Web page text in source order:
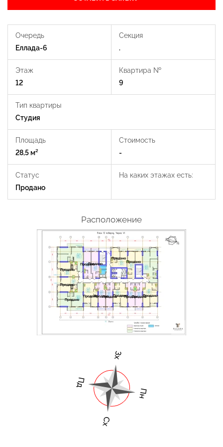
Очередь
Еллада-6
Секция
.
Этаж
12
Квартира №
9
Тип квартиры
Студия
Площадь
28,5 м²
Стоимость
-
Статус
Продано
На каких этажах есть:
Расположение
Продано
Продано
Продано
Продано
Продано
Продано
Продано
Продано
Продано
Продано
Продано
Продано
ПроданоПродано